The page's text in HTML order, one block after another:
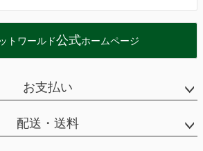
トワールド公式ホームページ
お支払い
配送・送料